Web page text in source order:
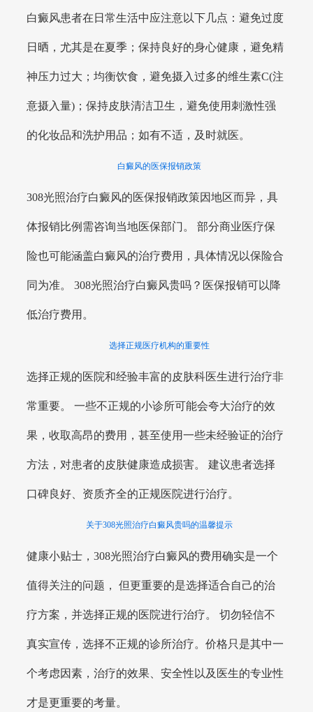
白癜风患者在日常生活中应注意以下几点：避免过度
日晒，尤其是在夏季；保持良好的身心健康，避免精
神压力过大；均衡饮食，避免摄入过多的维生素C(注
意摄入量)；保持皮肤清洁卫生，避免使用刺激性强
的化妆品和洗护用品；如有不适，及时就医。
白癜风的医保报销政策
308光照治疗白癜风的医保报销政策因地区而异，具
体报销比例需咨询当地医保部门。 部分商业医疗保
险也可能涵盖白癜风的治疗费用，具体情况以保险合
同为准。 308光照治疗白癜风贵吗？医保报销可以降
低治疗费用。
选择正规医疗机构的重要性
选择正规的医院和经验丰富的皮肤科医生进行治疗非
常重要。 一些不正规的小诊所可能会夸大治疗的效
果，收取高昂的费用，甚至使用一些未经验证的治疗
方法，对患者的皮肤健康造成损害。 建议患者选择
口碑良好、资质齐全的正规医院进行治疗。
关于308光照治疗白癜风贵吗的温馨提示
健康小贴士，308光照治疗白癜风的费用确实是一个
值得关注的问题， 但更重要的是选择适合自己的治
疗方案，并选择正规的医院进行治疗。 切勿轻信不
真实宣传，选择不正规的诊所治疗。价格只是其中一
个考虑因素，治疗的效果、安全性以及医生的专业性
才是更重要的考量。